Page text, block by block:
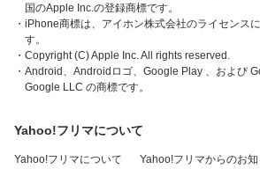
国のApple Inc.の登録商標です。
・iPhone商標は、アイホン株式会社のライセンス
す。
・Copyright (C) Apple Inc. All rights reserved.
・Android、Androidロゴ、Google Play 、および
Google LLC の商標です。
Yahoo!フリマについて
Yahoo!フリマについて Yahoo!フリマからのお